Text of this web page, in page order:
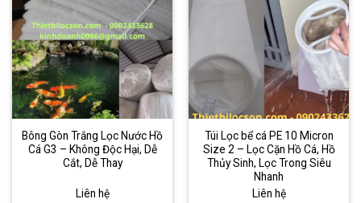
Bông Gòn Trắng Lọc Nước Hồ
Cá G3 – Không Độc Hại, Dễ
Cắt, Dễ Thay
Liên hệ
Túi Lọc bể cá PE 10 Micron
Size 2 – Lọc Cặn Hồ Cá, Hồ
Thủy Sinh, Lọc Trong Siêu
Nhanh
Liên hệ